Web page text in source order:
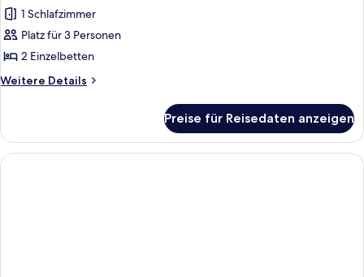
1 Schlafzimmer
Platz für 3 Personen
2 Einzelbetten
Weitere Details
Weitere
Terrasse
Preise für Reisedaten anzeigen